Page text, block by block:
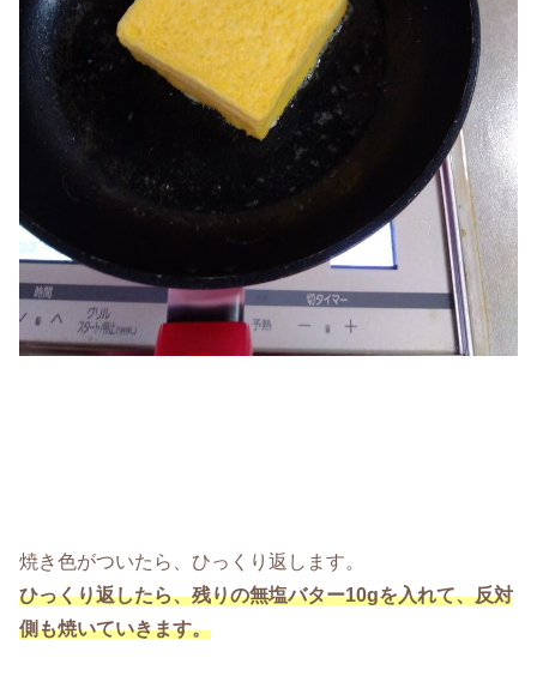
焼き色がついたら、ひっくり返します。
ひっくり返したら、残りの無塩バター10gを入れて、反対
側も焼いていきます。